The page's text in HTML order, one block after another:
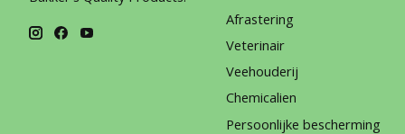
Afrastering
Veterinair
Veehouderij
Chemicalien
Persoonlijke bescherming